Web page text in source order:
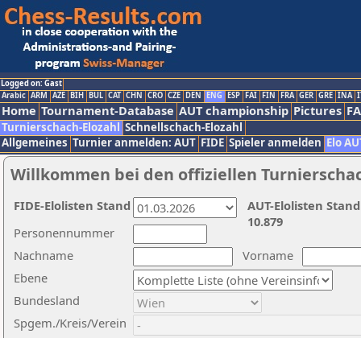
Logged on: Gast
Arabic ARM AZE BIH BUL CAT CHN CRO CZE DEN ENG ESP FAI FIN FRA GER GRE INA
Home Tournament-Database AUT championship Pictures
Turnierschach-Elozahl Schnellschach-Elozahl
Allgemeines Turnier anmelden: AUT FIDE Spieler anmelden Elo
Willkommen bei den offiziellen
Nachname
Vorname
Ebene
Personennummer
Bundesland
Spgem./Kreis/Verein
AUT-Elolisten
10.879
FIDE-Elolisten Stand